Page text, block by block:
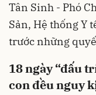
Tân Sinh - Phó
Sản, Hệ thống Y
trước những
18 ngày “đấu
con đều nguy